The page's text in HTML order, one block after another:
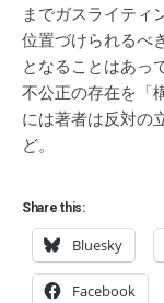
までガスライティ
位置づけられるべ
となることはあっ
不公正の存在を「
には著者は反対の
ど。
Share this:
Bluesky
Facebook